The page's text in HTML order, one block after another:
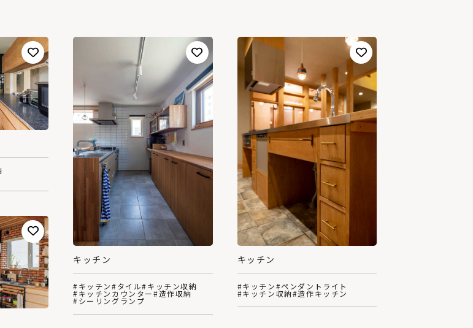
キッチン
#キッチン#タイル#キッチン収納
#キッチンカウンター#造作収納
#シーリングランプ
キッチン
#キッチン#ペンダントライト
#キッチン収納#造作キッチン